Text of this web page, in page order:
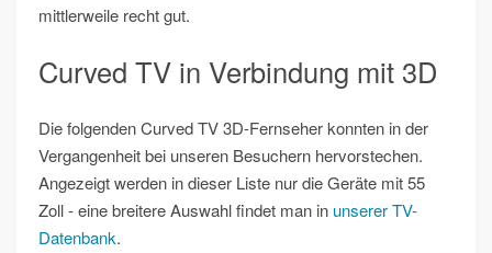
mittlerweile recht gut.
Curved TV in Verbindung mit 3D
Die folgenden Curved TV 3D-Fernseher konnten in der
Vergangenheit bei unseren Besuchern hervorstechen.
Angezeigt werden in dieser Liste nur die Geräte mit 55
Zoll - eine breitere Auswahl findet man in unserer TV-
Datenbank.